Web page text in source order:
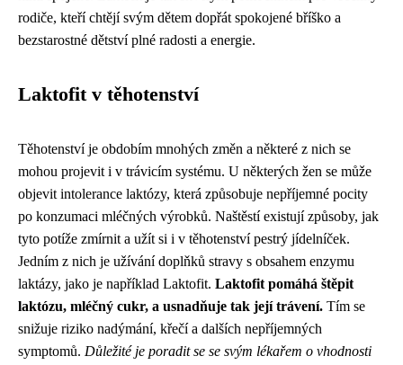
rodiče, kteří chtějí svým dětem dopřát spokojené bříško a
bezstarostné dětství plné radosti a energie.
Laktofit v těhotenství
Těhotenství je obdobím mnohých změn a některé z nich se
mohou projevit i v trávicím systému. U některých žen se může
objevit intolerance laktózy, která způsobuje nepříjemné pocity
po konzumaci mléčných výrobků. Naštěstí existují způsoby, jak
tyto potíže zmírnit a užít si i v těhotenství pestrý jídelníček.
Jedním z nich je užívání doplňků stravy s obsahem enzymu
laktázy, jako je například Laktofit. Laktofit pomáhá štěpit
laktózu, mléčný cukr, a usnadňuje tak její trávení. Tím se
snižuje riziko nadýmání, křečí a dalších nepříjemných
symptomů. Důležité je poradit se se svým lékařem o vhodnosti